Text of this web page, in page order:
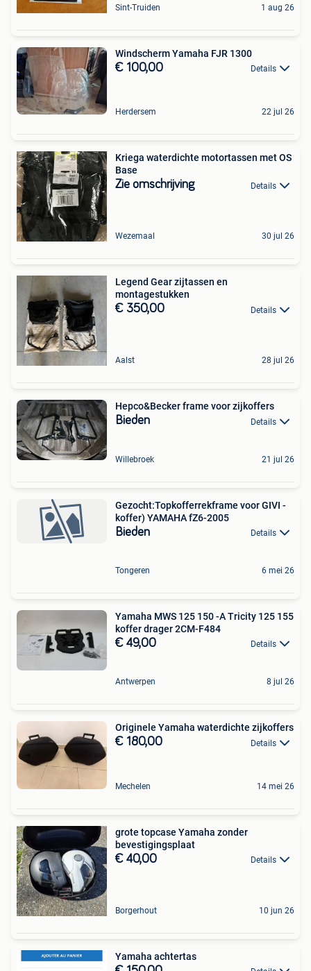
Sint-Truiden 1 aug 26
Windscherm Yamaha FJR 1300
€ 100,00 Details
Herdersem 22 jul 26
Kriega waterdichte motortassen met OS
Base
Zie omschrijving Details
Wezemaal 30 jul 26
Legend Gear zijtassen en
montagestukken
€ 350,00 Details
Aalst 28 jul 26
Hepco&Becker frame voor zijkoffers
Bieden Details
Willebroek 21 jul 26
Gezocht:Topkofferrekframe voor GIVI -
koffer) YAMAHA fZ6-2005
Bieden Details
Tongeren 6 mei 26
Yamaha MWS 125 150 -A Tricity 125 155
koffer drager 2CM-F484
€ 49,00 Details
Antwerpen 8 jul 26
Originele Yamaha waterdichte zijkoffers
€ 180,00 Details
Mechelen 14 mei 26
grote topcase Yamaha zonder
bevestigingsplaat
€ 40,00 Details
Borgerhout 10 jun 26
Yamaha achtertas